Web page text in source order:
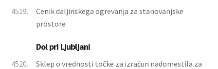
4519.
Cenik daljinskega ogrevanja za stanovanjske
prostore
Dol pri Ljubljani
4520.
Sklep o vrednosti točke za izračun nadomestila za